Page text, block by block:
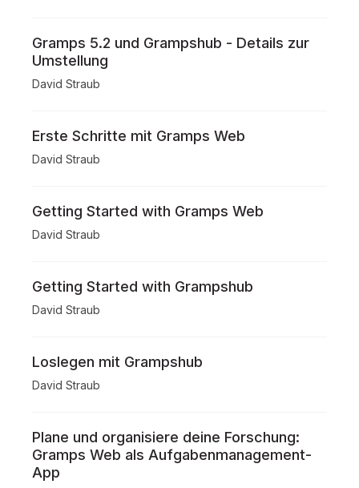
Gramps 5.2 und Grampshub - Details zur
Umstellung
David Straub
Erste Schritte mit Gramps Web
David Straub
Getting Started with Gramps Web
David Straub
Getting Started with Grampshub
David Straub
Loslegen mit Grampshub
David Straub
Plane und organisiere deine Forschung:
Gramps Web als Aufgabenmanagement-
App